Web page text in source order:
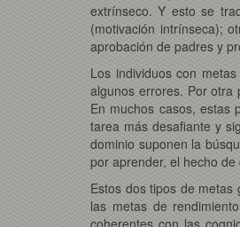
extrínseco. Y esto se
(motivación intrínseca);
aprobación de padres y
Los individuos con
algunos errores. Por otra
En muchos casos, estas
tarea más desafiante y
dominio suponen la
por aprender, el hecho
Estos dos tipos de
las metas de
coherentes con las